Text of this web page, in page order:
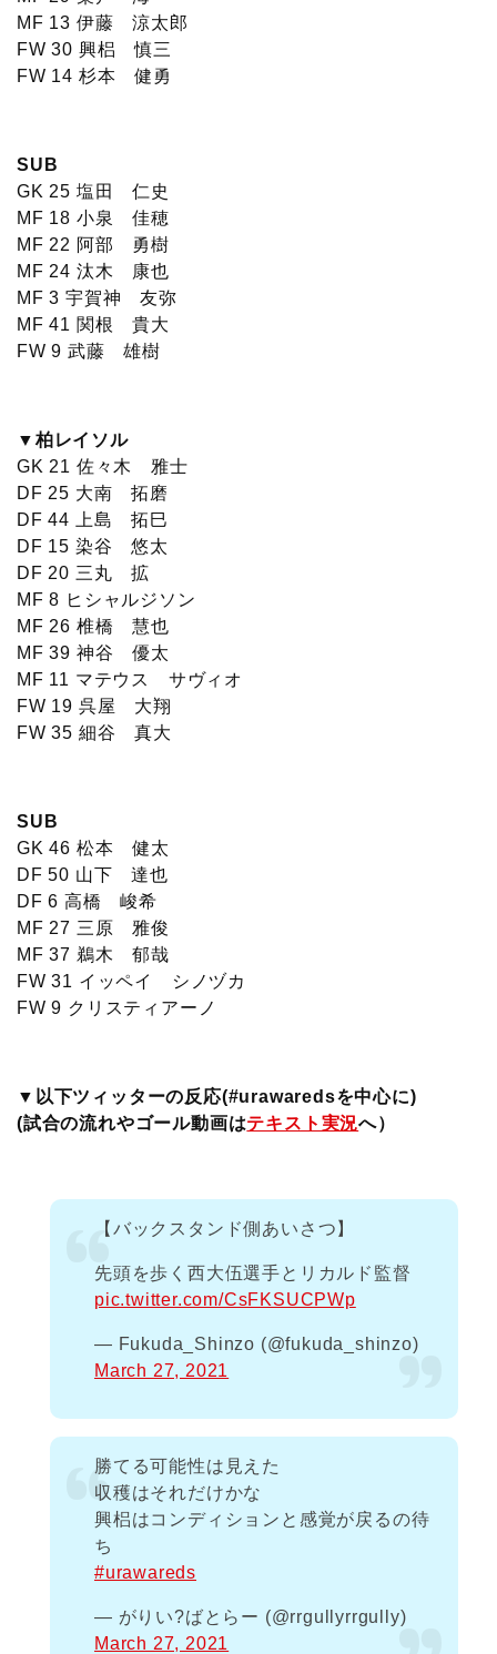
MF 13 伊藤 涼太郎
FW 30 興梠 慎三
FW 14 杉本 健勇
SUB
GK 25 塩田 仁史
MF 18 小泉 佳穂
MF 22 阿部 勇樹
MF 24 汰木 康也
MF 3 宇賀神 友弥
MF 41 関根 貴大
FW 9 武藤 雄樹
▼柏レイソル
GK 21 佐々木 雅士
DF 25 大南 拓磨
DF 44 上島 拓巳
DF 15 染谷 悠太
DF 20 三丸 拡
MF 8 ヒシャルジソン
MF 26 椎橋 慧也
MF 39 神谷 優太
MF 11 マテウス サヴィオ
FW 19 呉屋 大翔
FW 35 細谷 真大
SUB
GK 46 松本 健太
DF 50 山下 達也
DF 6 高橋 峻希
MF 27 三原 雅俊
MF 37 鵜木 郁哉
FW 31 イッペイ シノヅカ
FW 9 クリスティアーノ
▼以下ツィッターの反応(#urawaredsを中心に)
(試合の流れやゴール動画はテキスト実況へ）
【バックスタンド側あいさつ】
先頭を歩く西大伍選手とリカルド監督
pic.twitter.com/CsFKSUCPWp
— Fukuda_Shinzo (@fukuda_shinzo)
March 27, 2021
勝てる可能性は見えた
収穫はそれだけかな
興梠はコンディションと感覚が戻るの待
ち
#urawareds
— がりい?ばとらー (@rrgullyrrgully)
March 27, 2021